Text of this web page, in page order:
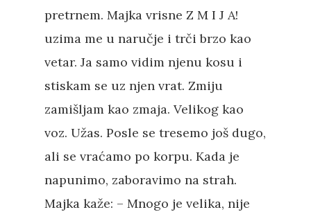
pretrnem. Majka vrisne Z M I J A!
uzima me u naručje i trči brzo kao
vetar. Ja samo vidim njenu kosu i
stiskam se uz njen vrat. Zmiju
zamišljam kao zmaja. Velikog kao
voz. Užas. Posle se tresemo još dugo,
ali se vraćamo po korpu. Kada je
napunimo, zaboravimo na strah.
Majka kaže: – Mnogo je velika, nije